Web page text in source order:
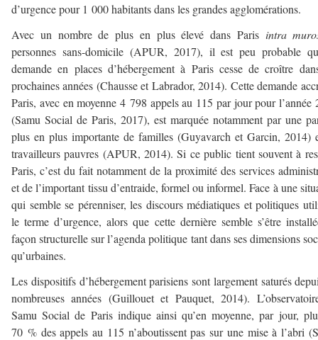
d’urgence pour 1 000 habitants dans les grandes agglomérations.
Avec un nombre de plus en plus élevé dans Paris intra
personnes sans-domicile (APUR, 2017), il est peu probable
demande en places d’hébergement à Paris cesse de croître
prochaines années (Chausse et Labrador, 2014). Cette demande
Paris, avec en moyenne 4 798 appels au 115 par jour pour l’année
(Samu Social de Paris, 2017), est marquée notamment par une
plus en plus importante de familles (Guyavarch et Garcin, 2014)
travailleurs pauvres (APUR, 2014). Si ce public tient souvent à
Paris, c’est du fait notamment de la proximité des services
et de l’important tissu d’entraide, formel ou informel. Face à une
qui semble se pérenniser, les discours médiatiques et politiques
le terme d’urgence, alors que cette dernière semble s’être
façon structurelle sur l’agenda politique tant dans ses dimensions
qu’urbaines.
Les dispositifs d’hébergement parisiens sont largement saturés
nombreuses années (Guillouet et Pauquet, 2014).
Samu Social de Paris indique ainsi qu’en moyenne, par jour,
70 % des appels au 115 n’aboutissent pas sur une mise à l’abri